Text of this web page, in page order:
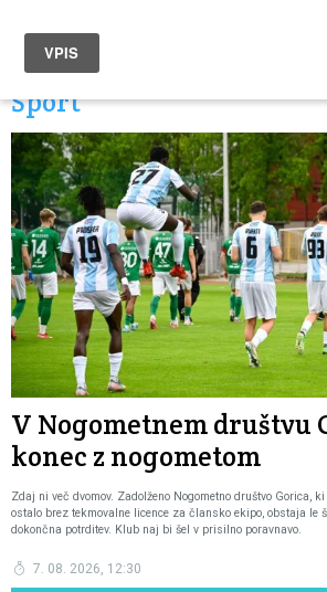
Šport
V Nogometnem društvu
konec z nogometom
Zdaj ni več dvomov. Zadolženo Nogometno društvo Gorica,
ostalo brez tekmovalne licence za člansko ekipo, obstaja le
dokončna potrditev. Klub naj bi šel v prisilno poravnavo.
7. 08. 2026, 12:30